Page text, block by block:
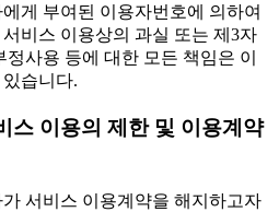
게 부여된 이용자번호에 의하여
비스 이용상의 과실 또는 제3자
정사용 등에 대한 모든 책임은 이
습니다.
스 이용의 제한 및 이용계약
서비스 이용계약을 해지하고자